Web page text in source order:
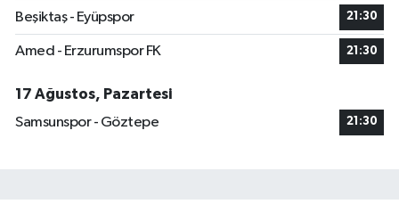
Beşiktaş - Eyüpspor 21:30
Amed - Erzurumspor FK 21:30
17 Ağustos, Pazartesi
Samsunspor - Göztepe
21:30